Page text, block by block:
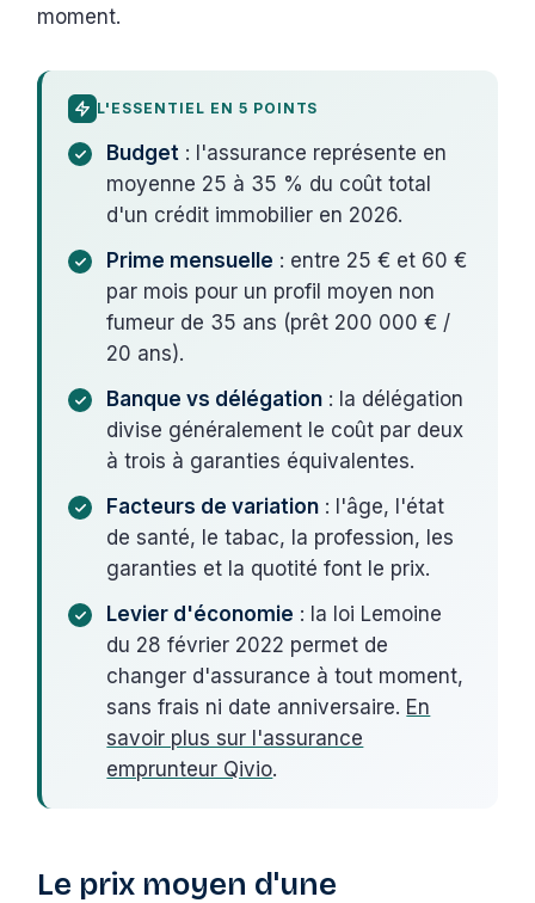
moment.
L'ESSENTIEL EN 5 POINTS
Budget : l'assurance représente en
moyenne 25 à 35 % du coût total
d'un crédit immobilier en 2026.
Prime mensuelle : entre 25 € et 60 €
par mois pour un profil moyen non
fumeur de 35 ans (prêt 200 000 € /
20 ans).
Banque vs délégation : la délégation
divise généralement le coût par deux
à trois à garanties équivalentes.
Facteurs de variation : l'âge, l'état
de santé, le tabac, la profession, les
garanties et la quotité font le prix.
Levier d'économie : la loi Lemoine
du 28 février 2022 permet de
changer d'assurance à tout moment,
sans frais ni date anniversaire. En
savoir plus sur l'assurance
emprunteur Qivio.
Le prix moyen d'une